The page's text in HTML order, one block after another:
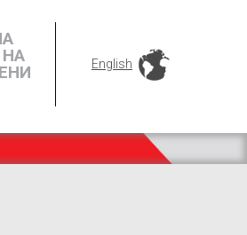
English